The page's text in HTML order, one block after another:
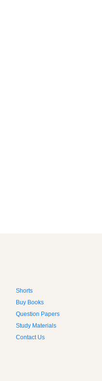
Shorts
Buy Books
Question Papers
Study Materials
Contact Us